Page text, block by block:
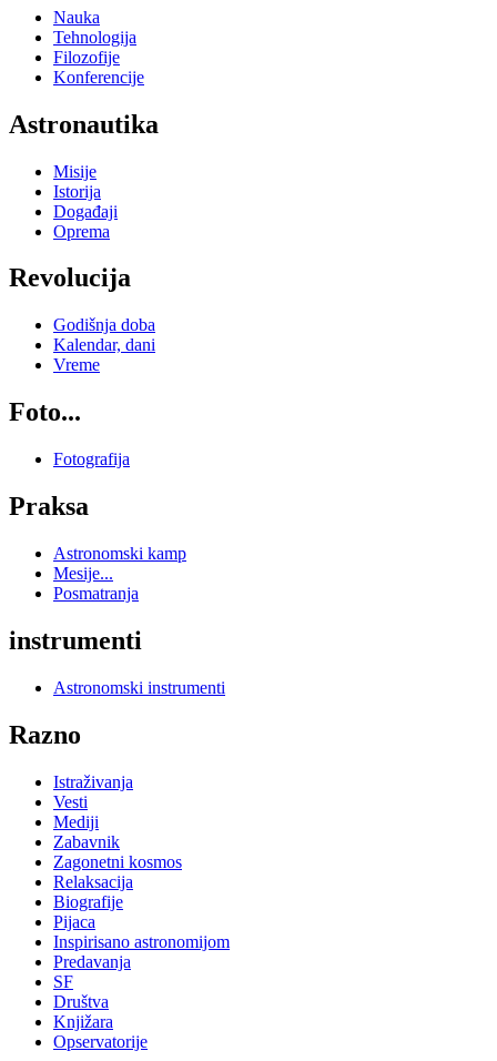
Nauka
Tehnologija
Filozofije
Konferencije
Astronautika
Misije
Istorija
Događaji
Oprema
Revolucija
Godišnja doba
Kalendar, dani
Vreme
Foto...
Fotografija
Praksa
Astronomski kamp
Mesije...
Posmatranja
instrumenti
Astronomski instrumenti
Razno
Istraživanja
Vesti
Mediji
Zabavnik
Zagonetni kosmos
Relaksacija
Biografije
Pijaca
Inspirisano astronomijom
Predavanja
SF
Društva
Knjižara
Opservatorije